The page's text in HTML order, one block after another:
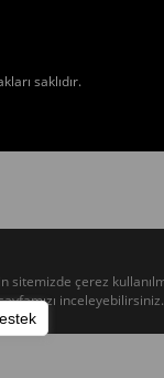
saklıdır.
sitemizde çerez
inceleyebilirsiniz.